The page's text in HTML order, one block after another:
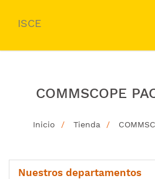
ISCE
COMMSCOPE
Inicio Tienda
Nuestros departamentos